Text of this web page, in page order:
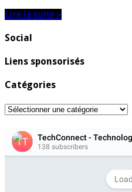
Lire la suite »
Social
Liens sponsorisés
Catégories
Catégories